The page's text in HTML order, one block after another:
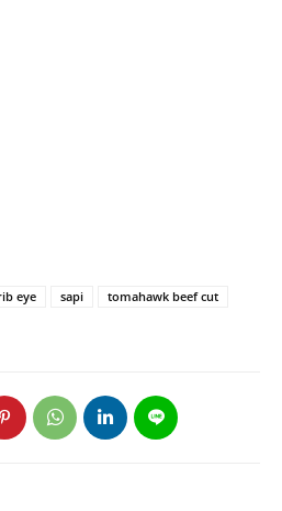
eye sapi
tomahawk beef cut